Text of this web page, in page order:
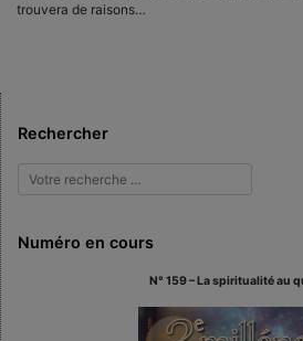
trouvera de raisons…
Rechercher
Numéro en cours
N° 159 – La spiritualité au